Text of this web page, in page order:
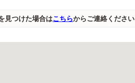
見つけた場合はこちらからご連絡ください